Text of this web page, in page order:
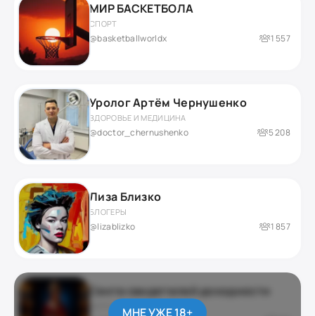
МИР БАСКЕТБОЛА
СПОРТ
@basketballworldx 1 557
Уролог Артём Чернушенко
ЗДОРОВЬЕ И МЕДИЦИНА
@doctor_chernushenko 5 208
Лиза Близко
БЛОГЕРЫ
@lizablizko 1 857
Секта свидетелей доходности
ДАРКНЕТ / ЮМОР
МНЕ УЖЕ 18+